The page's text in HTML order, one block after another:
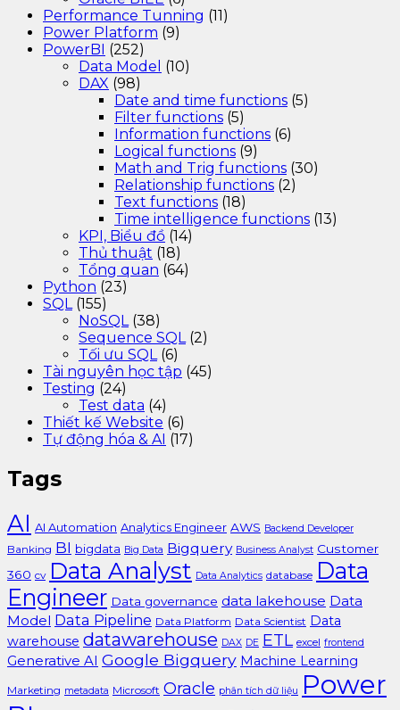
Performance Tunning (11)
Power Platform (9)
PowerBI (252)
Data Model (10)
DAX (98)
Date and time functions (5)
Filter functions (5)
Information functions (6)
Logical functions (9)
Math and Trig functions (30)
Relationship functions (2)
Text functions (18)
Time intelligence functions (13)
KPI, Biểu đồ (14)
Thủ thuật (18)
Tổng quan (64)
Python (23)
SQL(155)
NoSQL(38)
Sequence SQL(2)
Tối ưu SQL(6)
Tài nguyên học tập (45)
Testing (24)
Test data (4)
Thiết kế Website (6)
Tự động hóa & AI (17)
Tags
AI AI Automation Analytics Engineer AWS Backend Developer
Banking BI bigdata Big Data Bigquery Business Analyst Customer
360 cv Data Analyst Data Analytics database Data
Engineer Data governance data lakehouse Data
Model Data Pipeline Data Platform Data Scientist Data
warehouse datawarehouse DAX DE ETL excel frontend
Generative AI Google Bigquery Machine Learning
Marketing metadata Microsoft Oracle phân tích dữ liệu
Power